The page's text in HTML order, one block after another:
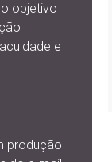
objetivo
e
produção